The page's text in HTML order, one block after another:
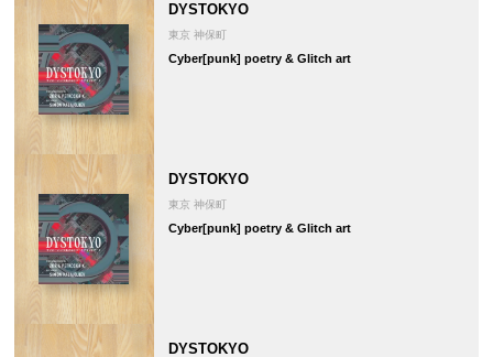
DYSTOKYO
東京 神保町
Cyber[punk] poetry & Glitch art
DYSTOKYO
東京 神保町
Cyber[punk] poetry & Glitch art
DYSTOKYO